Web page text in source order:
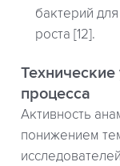
бактерий
роста [12].
процесса
Активность
понижением